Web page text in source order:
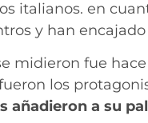
italianos. en
y han
midieron fue
los
añadieron a su